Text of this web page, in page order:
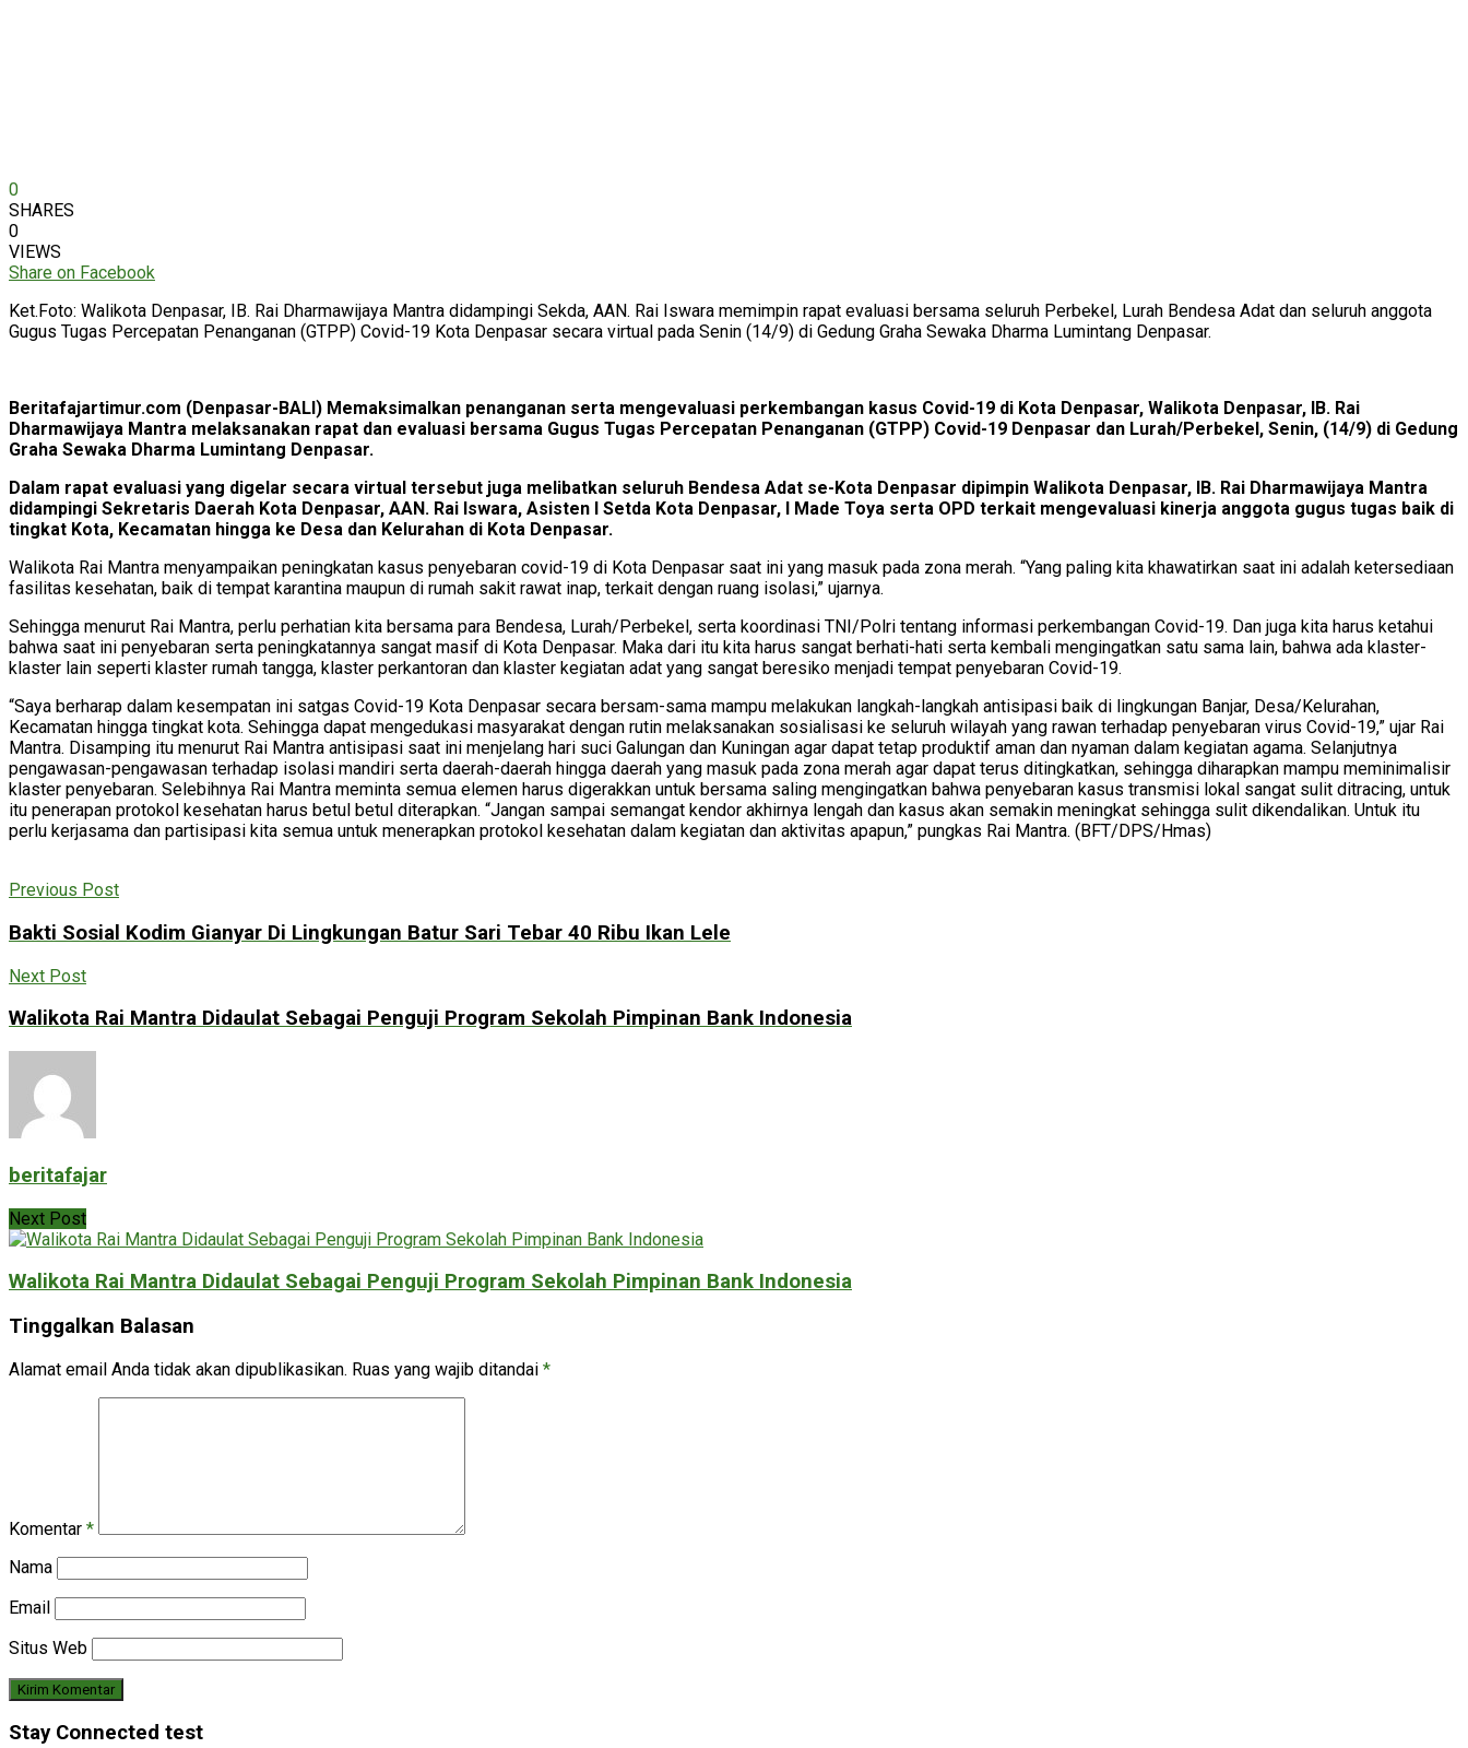
0
SHARES
0
VIEWS
Share on Facebook
Ket.Foto: Walikota Denpasar, IB. Rai Dharmawijaya Mantra didampingi Sekda, AAN. Rai Iswara memimpin rapat evaluasi bersama seluruh Perbekel, Lurah Bendesa Adat dan seluruh anggota
Gugus Tugas Percepatan Penanganan (GTPP) Covid-19 Kota Denpasar secara virtual pada Senin (14/9) di Gedung Graha Sewaka Dharma Lumintang Denpasar.
Beritafajartimur.com (Denpasar-BALI) Memaksimalkan penanganan serta mengevaluasi perkembangan kasus Covid-19 di Kota Denpasar, Walikota Denpasar, IB. Rai
Dharmawijaya Mantra melaksanakan rapat dan evaluasi bersama Gugus Tugas Percepatan Penanganan (GTPP) Covid-19 Denpasar dan Lurah/Perbekel, Senin, (14/9) di Gedung
Graha Sewaka Dharma Lumintang Denpasar.
Dalam rapat evaluasi yang digelar secara virtual tersebut juga melibatkan seluruh Bendesa Adat se-Kota Denpasar dipimpin Walikota Denpasar, IB. Rai Dharmawijaya Mantra
didampingi Sekretaris Daerah Kota Denpasar, AAN. Rai Iswara, Asisten I Setda Kota Denpasar, I Made Toya serta OPD terkait mengevaluasi kinerja anggota gugus tugas baik di
tingkat Kota, Kecamatan hingga ke Desa dan Kelurahan di Kota Denpasar.
Walikota Rai Mantra menyampaikan peningkatan kasus penyebaran covid-19 di Kota Denpasar saat ini yang masuk pada zona merah. “Yang paling kita khawatirkan saat ini adalah ketersediaan
fasilitas kesehatan, baik di tempat karantina maupun di rumah sakit rawat inap, terkait dengan ruang isolasi,” ujarnya.
Sehingga menurut Rai Mantra, perlu perhatian kita bersama para Bendesa, Lurah/Perbekel, serta koordinasi TNI/Polri tentang informasi perkembangan Covid-19. Dan juga kita harus ketahui
bahwa saat ini penyebaran serta peningkatannya sangat masif di Kota Denpasar. Maka dari itu kita harus sangat berhati-hati serta kembali mengingatkan satu sama lain, bahwa ada klaster-
klaster lain seperti klaster rumah tangga, klaster perkantoran dan klaster kegiatan adat yang sangat beresiko menjadi tempat penyebaran Covid-19.
“Saya berharap dalam kesempatan ini satgas Covid-19 Kota Denpasar secara bersam-sama mampu melakukan langkah-langkah antisipasi baik di lingkungan Banjar, Desa/Kelurahan,
Kecamatan hingga tingkat kota. Sehingga dapat mengedukasi masyarakat dengan rutin melaksanakan sosialisasi ke seluruh wilayah yang rawan terhadap penyebaran virus Covid-19,” ujar Rai
Mantra. Disamping itu menurut Rai Mantra antisipasi saat ini menjelang hari suci Galungan dan Kuningan agar dapat tetap produktif aman dan nyaman dalam kegiatan agama. Selanjutnya
pengawasan-pengawasan terhadap isolasi mandiri serta daerah-daerah hingga daerah yang masuk pada zona merah agar dapat terus ditingkatkan, sehingga diharapkan mampu meminimalisir
klaster penyebaran. Selebihnya Rai Mantra meminta semua elemen harus digerakkan untuk bersama saling mengingatkan bahwa penyebaran kasus transmisi lokal sangat sulit ditracing, untuk
itu penerapan protokol kesehatan harus betul betul diterapkan. “Jangan sampai semangat kendor akhirnya lengah dan kasus akan semakin meningkat sehingga sulit dikendalikan. Untuk itu
perlu kerjasama dan partisipasi kita semua untuk menerapkan protokol kesehatan dalam kegiatan dan aktivitas apapun,” pungkas Rai Mantra. (BFT/DPS/Hmas)
Previous Post
Bakti Sosial Kodim Gianyar Di Lingkungan Batur Sari Tebar 40 Ribu Ikan Lele
Next Post
Walikota Rai Mantra Didaulat Sebagai Penguji Program Sekolah Pimpinan Bank Indonesia
beritafajar
Next Post
Walikota Rai Mantra Didaulat Sebagai Penguji Program Sekolah Pimpinan Bank Indonesia
Tinggalkan Balasan
Alamat email Anda tidak akan dipublikasikan. Ruas yang wajib ditandai *
Komentar *
Nama
Email
Situs Web
Stay Connected test